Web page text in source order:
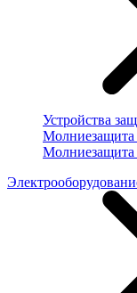
Устройства
Молниезащита
Молниезащита